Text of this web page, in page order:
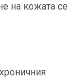
на кожата се